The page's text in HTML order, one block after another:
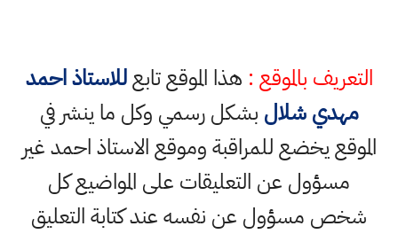
التعريف بالموقع : هذا الموقع تابعللاستاذ احمد
مهدي شلال بشكل رسمي وكل ما ينشر في
الموقع يخضع للمراقبة وموقع الاستاذ احمد غير
مسؤول عن التعليقات على المواضيع كل
شخص مسؤول عن نفسه عند كتابة التعليق